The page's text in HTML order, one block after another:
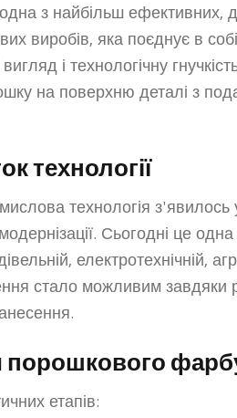
з найбільш ефективних,
виробів, яка поєднує в
і технологічну
на поверхню деталі з
технології
технологія з'явилось
Сьогодні це
електротехнічній,
стало можливим завдяки
порошкового
етапів: